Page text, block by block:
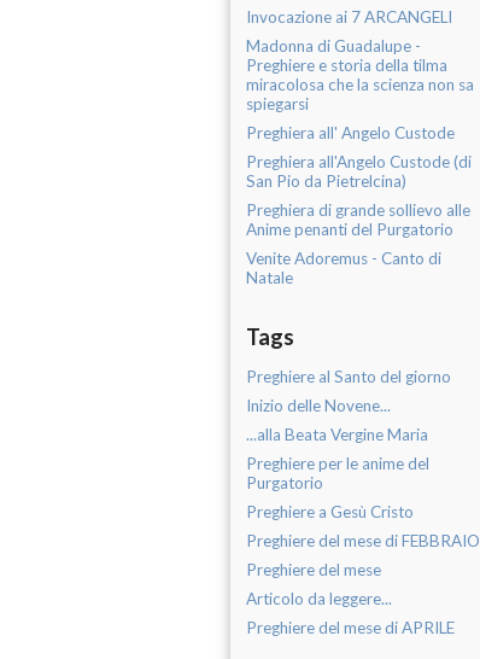
Invocazione ai 7 ARCANGELI
Madonna di Guadalupe -
Preghiere e storia della tilma
miracolosa che la scienza non sa
spiegarsi
Preghiera all' Angelo Custode
Preghiera all'Angelo Custode (di
San Pio da Pietrelcina)
Preghiera di grande sollievo alle
Anime penanti del Purgatorio
Venite Adoremus - Canto di
Natale
Tags
Preghiere al Santo del giorno
Inizio delle Novene...
...alla Beata Vergine Maria
Preghiere per le anime del
Purgatorio
Preghiere a Gesù Cristo
Preghiere del mese di FEBBRAIO
Preghiere del mese
Articolo da leggere...
Preghiere del mese di APRILE